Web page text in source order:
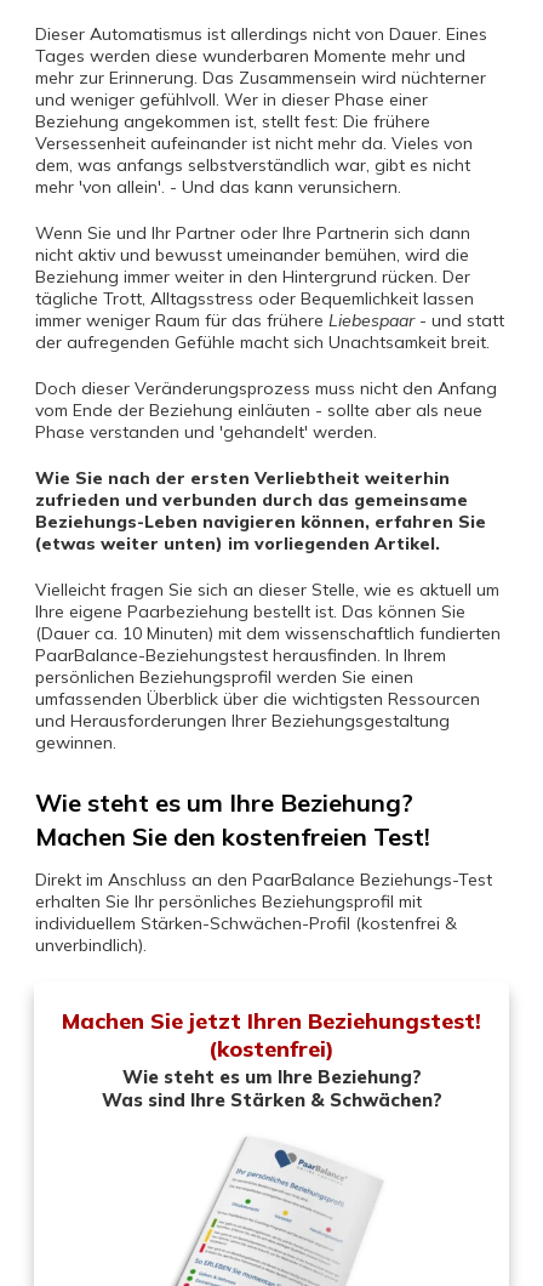
Dieser Automatismus ist allerdings nicht von Dauer. Eines
Tages werden diese wunderbaren Momente mehr und
mehr zur Erinnerung. Das Zusammensein wird nüchterner
und weniger gefühlvoll. Wer in dieser Phase einer
Beziehung angekommen ist, stellt fest: Die frühere
Versessenheit aufeinander ist nicht mehr da. Vieles von
dem, was anfangs selbstverständlich war, gibt es nicht
mehr 'von allein'. - Und das kann verunsichern.
Wenn Sie und Ihr Partner oder Ihre Partnerin sich dann
nicht aktiv und bewusst umeinander bemühen, wird die
Beziehung immer weiter in den Hintergrund rücken. Der
tägliche Trott, Alltagsstress oder Bequemlichkeit lassen
immer weniger Raum für das frühere Liebespaar- und statt
der aufregenden Gefühle macht sich Unachtsamkeit breit.
Doch dieser Veränderungsprozess muss nicht den Anfang
vom Ende der Beziehung einläuten - sollte aber als neue
Phase verstanden und 'gehandelt' werden.
Wie Sie nach der ersten Verliebtheit weiterhin
zufrieden und verbunden durch das gemeinsame
Beziehungs-Leben navigieren können, erfahren Sie
(etwas weiter unten) im vorliegenden Artikel.
Vielleicht fragen Sie sich an dieser Stelle, wie es aktuell um
Ihre eigene Paarbeziehung bestellt ist. Das können Sie
(Dauer ca. 10 Minuten) mit dem wissenschaftlich fundierten
PaarBalance-Beziehungstest herausfinden. In Ihrem
persönlichen Beziehungsprofil werden Sie einen
umfassenden Überblick über die wichtigsten Ressourcen
und Herausforderungen Ihrer Beziehungsgestaltung
gewinnen.
Wie steht es um Ihre Beziehung?
Machen Sie den kostenfreien Test!
Direkt im Anschluss an den PaarBalance Beziehungs-Test
erhalten Sie Ihr persönliches Beziehungsprofil mit
individuellem Stärken-Schwächen-Profil (kostenfrei &
unverbindlich).
Machen Sie jetzt Ihren Beziehungstest!
(kostenfrei)
Wie steht es um Ihre Beziehung?
Was sind Ihre Stärken & Schwächen?